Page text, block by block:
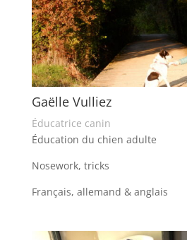
Gaëlle Vulliez
Éducatrice canin
Éducation du chien adulte
Nosework, tricks
Français, allemand & anglais